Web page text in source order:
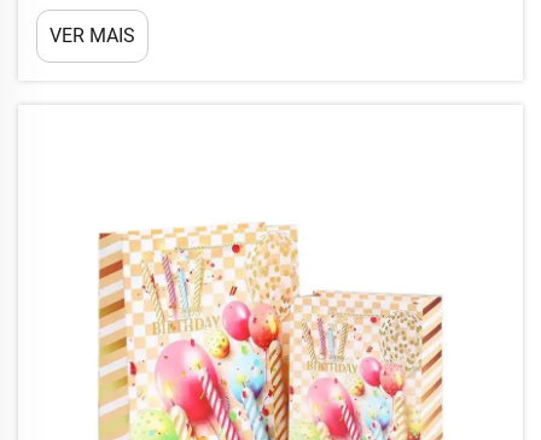
proposta importa — e as sacolas para presentes infantis estão
exatamente no centro dessa análise. Compradores que realizam
VER MAIS